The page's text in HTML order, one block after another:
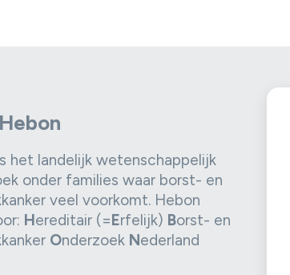
het landelijk wetenschappelijk
onder families waar borst- en
veel voorkomt. Hebon
Hereditair (=Erfelijk) Borst- en
Onderzoek Nederland